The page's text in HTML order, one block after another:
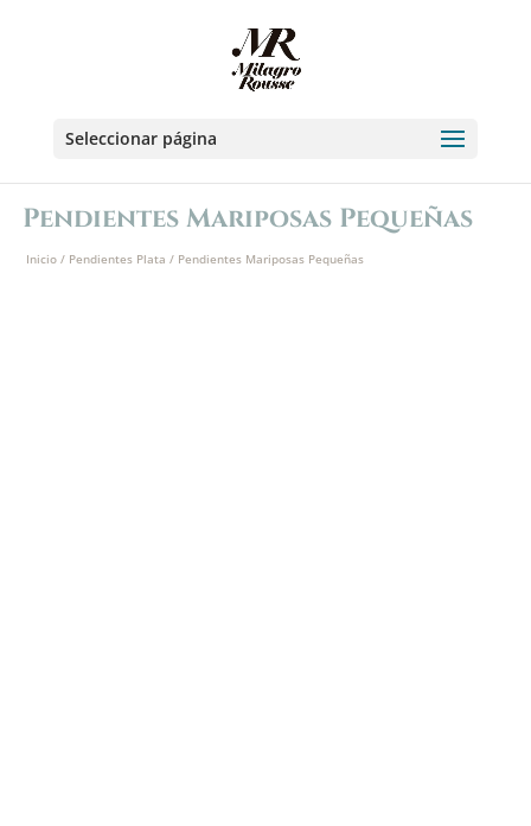
Seleccionar página
Pendientes Mariposas Pequeñas
Inicio / Pendientes Plata / Pendientes Mariposas Pequeñas